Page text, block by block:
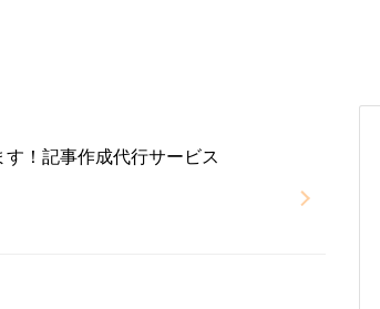
！記事作成代行サービス